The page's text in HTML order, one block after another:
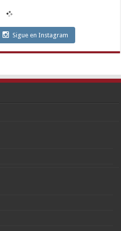
Sigue en Instagram